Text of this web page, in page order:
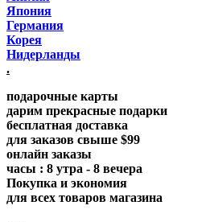
Япония
Германия
Корея
Нидерланды
.
подарочные карты
дарим прекрасные подарки
бесплатная доставка
для заказов свыше $99
онлайн заказы
часы : 8 утра - 8 вечера
Покупка и экономия
для всех товаров магазина